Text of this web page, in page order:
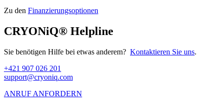
Zu den Finanzierungsoptionen
CRYONiQ® Helpline
Sie benötigen Hilfe bei etwas anderem? Kontaktieren Sie uns.
+421 907 026 201
support@cryoniq.com
ANRUF ANFORDERN